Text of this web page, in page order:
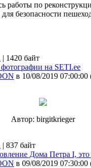
работы по
для безопасности
| 1420 байт
на SETI.ee
в 10/08/2019 07:00:00
Автор: birgitkrieger
| 837 байт
Дома Петра I,
в 09/08/2019 07:30:00